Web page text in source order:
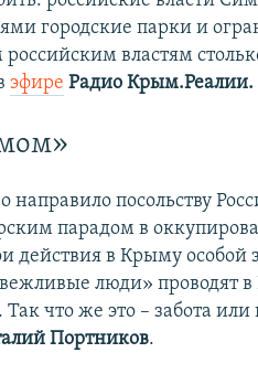
городские парки и
властям
эфире Радио Крым.Реалии.
посольству
парадом в
действия в Крыму особой
люди» проводят
что же это – забота
Портников.